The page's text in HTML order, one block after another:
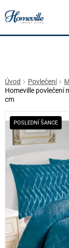
Úvod Povlečení
Homeville povlečení
cm
POSLEDNÍ ŠANCE